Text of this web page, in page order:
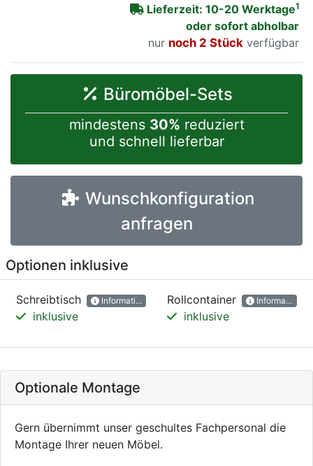
Lieferzeit: 10-20 Werktage1
oder sofort abholbar
nur
noch 2 Stück verfügbar
Büromöbel-Sets
mindestens 30% reduziert
und schnell lieferbar
Wunschkonfiguration
anfragen
Optionen inklusive
Schreibtisch Informationen
inklusive
Rollcontainer Informationen
inklusive
Optionale Montage
Gern übernimmt unser geschultes Fachpersonal die
Montage Ihrer neuen Möbel.